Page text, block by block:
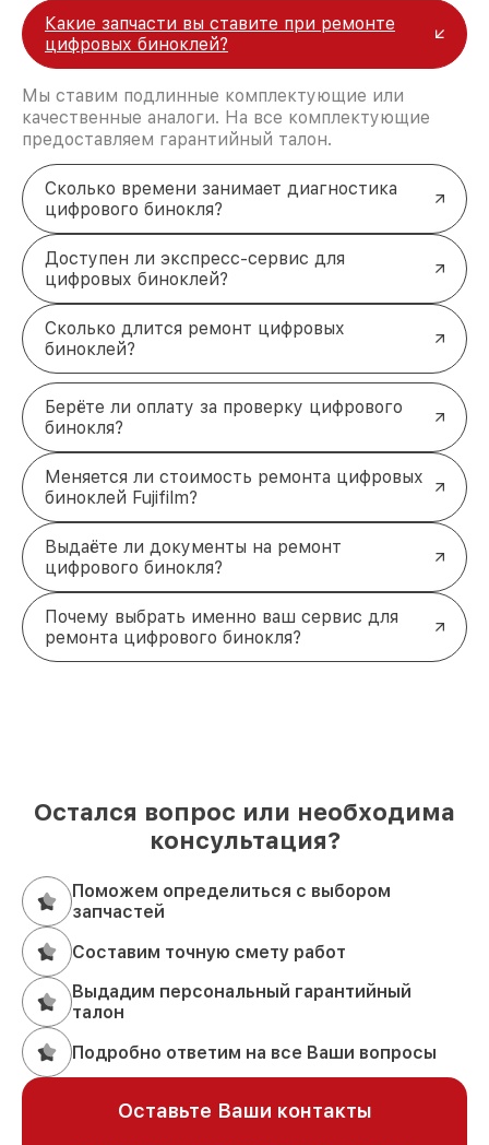
Какие запчасти вы ставите при ремонте
цифровых биноклей?
Мы ставим подлинные комплектующие или
качественные аналоги. На все комплектующие
предоставляем гарантийный талон.
Сколько времени занимает диагностика
цифрового бинокля?
Доступен ли экспресс-сервис для
цифровых биноклей?
Сколько длится ремонт цифровых
биноклей?
Берёте ли оплату за проверку цифрового
бинокля?
Меняется ли стоимость ремонта цифровых
биноклей Fujifilm?
Выдаёте ли документы на ремонт
цифрового бинокля?
Почему выбрать именно ваш сервис для
ремонта цифрового бинокля?
Остался вопрос или необходима
консультация?
Поможем определиться с выбором
запчастей
Составим точную смету работ
Выдадим персональный гарантийный
талон
Подробно ответим на все Ваши вопросы
Оставьте Ваши контакты